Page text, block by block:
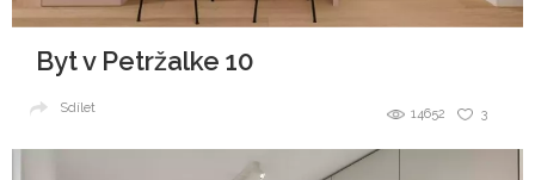
Byt v Petržalke 10
3
14652
Sdílet